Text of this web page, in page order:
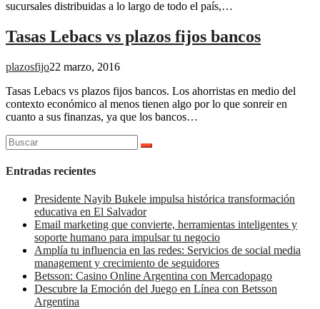
sucursales distribuidas a lo largo de todo el país,…
Tasas Lebacs vs plazos fijos bancos
plazosfijo22 marzo, 2016
Tasas Lebacs vs plazos fijos bancos. Los ahorristas en medio del
contexto económico al menos tienen algo por lo que sonreir en
cuanto a sus finanzas, ya que los bancos…
Buscar:
Entradas recientes
Presidente Nayib Bukele impulsa histórica transformación
educativa en El Salvador
Email marketing que convierte, herramientas inteligentes y
soporte humano para impulsar tu negocio
Amplía tu influencia en las redes: Servicios de social media
management y crecimiento de seguidores
Betsson: Casino Online Argentina con Mercadopago
Descubre la Emoción del Juego en Línea con Betsson
Argentina